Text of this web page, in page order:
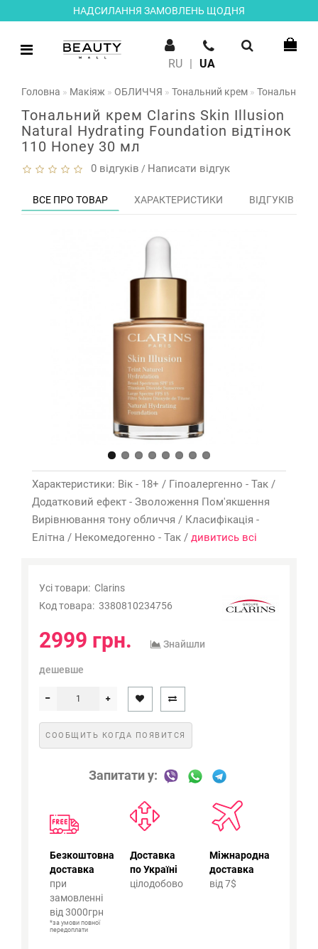
НАДСИЛАННЯ ЗАМОВЛЕНЬ ЩОДНЯ
RU | UA
Головна Макіяж ОБЛИЧЧЯ Тональний крем Тональний
Тональний крем Clarins Skin Illusion
Natural Hydrating Foundation відтінок
110 Honey 30 мл
0 відгуків / Написати відгук
ВСЕ ПРО ТОВАР ХАРАКТЕРИСТИКИ ВІДГУКІВ (0)
Характеристики: Вік - 18+ / Гіпоалергенно - Так /
Додатковий ефект - Зволоження Пом'якшення
Вирівнювання тону обличчя / Класифікація -
Елітна / Некомедогенно - Так / дивитись всі
Усі товари: Clarins
Код товара: 3380810234756
2999 грн. Знайшли
дешевше
СООБЩИТЬ КОГДА ПОЯВИТСЯ
Запитати у:
Безкоштовна
доставка
при
замовленні
від 3000грн
*за умови повної
передоплати
Доставка
по Україні
цілодобово
Міжнародна
доставка
від 7$